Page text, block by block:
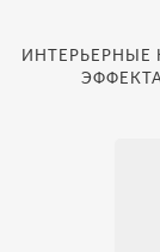
ИНТЕРЬЕРНЫЕ